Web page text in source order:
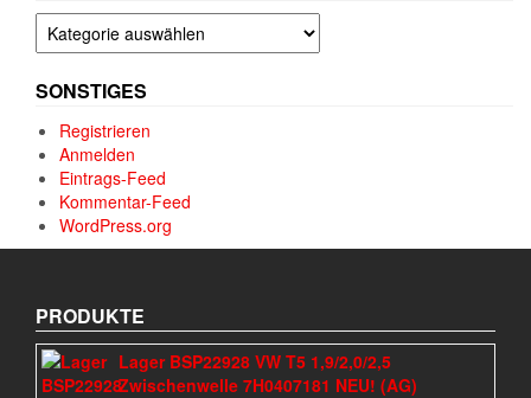
Kategorien
SONSTIGES
Registrieren
Anmelden
Eintrags-Feed
Kommentar-Feed
WordPress.org
PRODUKTE
Lager BSP22928 VW T5 1,9/2,0/2,5
Zwischenwelle 7H0407181 NEU! (AG)